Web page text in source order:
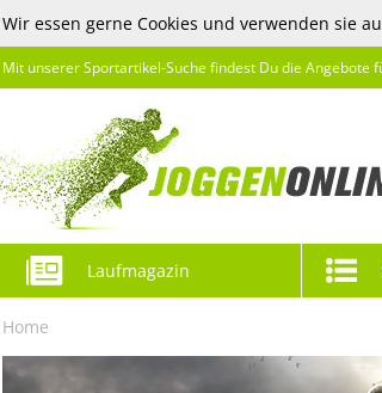
Wir essen gerne Cookies und verwenden sie
Mit unserer Sportartikel-Suche findest Du die Angebote
Laufmagazin
Home